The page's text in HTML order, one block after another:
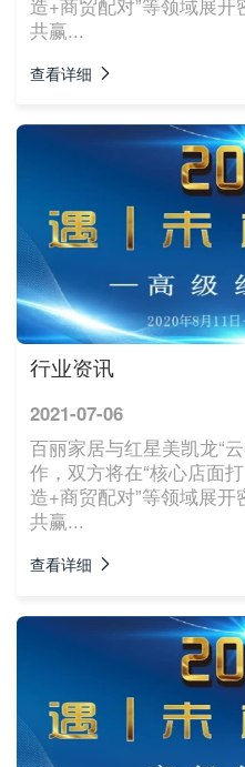
造+商贸配对”等领域展
共赢...
查看详细
行业资讯
2021-07-06
百丽家居与红星美凯龙“
作，双方将在“核心店面打
造+商贸配对”等领域展
共赢...
查看详细